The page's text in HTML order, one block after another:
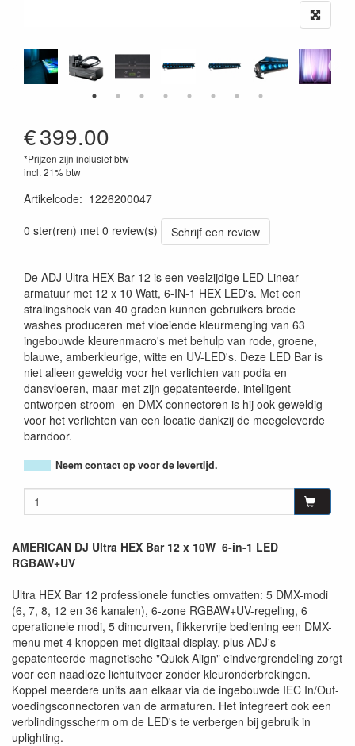
€399.00
*Prijzen zijn inclusief btw
incl. 21% btw
Artikelcode: 1226200047
0 ster(ren) met 0 review(s)
Schrijf een review
De ADJ Ultra HEX Bar 12 is een veelzijdige LED Linear
armatuur met 12 x 10 Watt, 6-IN-1 HEX LED's. Met een
stralingshoek van 40 graden kunnen gebruikers brede
washes produceren met vloeiende kleurmenging van 63
ingebouwde kleurenmacro's met behulp van rode, groene,
blauwe, amberkleurige, witte en UV-LED's. Deze LED Bar is
niet alleen geweldig voor het verlichten van podia en
dansvloeren, maar met zijn gepatenteerde, intelligent
ontworpen stroom- en DMX-connectoren is hij ook geweldig
voor het verlichten van een locatie dankzij de meegeleverde
barndoor.
Neem contact op voor de levertijd.
AMERICAN DJ Ultra HEX Bar 12 x 10W 6-in-1 LED
RGBAW+UV
Ultra HEX Bar 12 professionele functies omvatten: 5 DMX-modi
(6, 7, 8, 12 en 36 kanalen), 6-zone RGBAW+UV-regeling, 6
operationele modi, 5 dimcurven, flikkervrije bediening een DMX-
menu met 4 knoppen met digitaal display, plus ADJ's
gepatenteerde magnetische "Quick Align" eindvergrendeling zorgt
voor een naadloze lichtuitvoer zonder kleuronderbrekingen.
Koppel meerdere units aan elkaar via de ingebouwde IEC In/Out-
voedingsconnectoren van de armaturen. Het integreert ook een
verblindingsscherm om de LED's te verbergen bij gebruik in
uplighting.